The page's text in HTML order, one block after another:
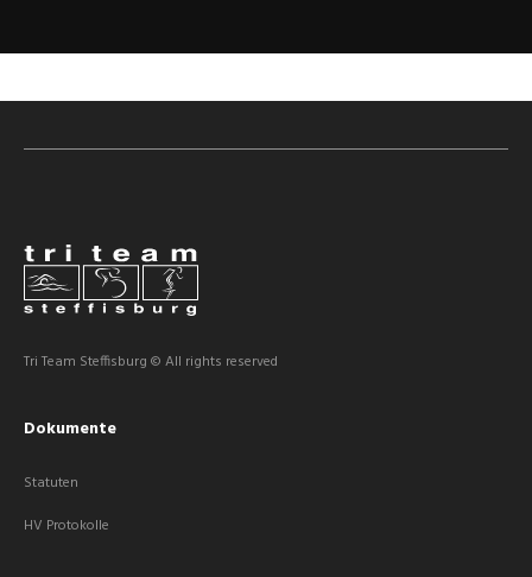
Tri Team Steffisburg © All rights reserved
Dokumente
Statuten
HV Protokolle